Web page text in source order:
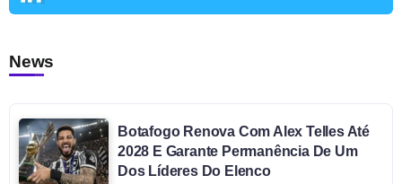
News
Botafogo Renova Com Alex Telles Até
2028 E Garante Permanência De Um
Dos Líderes Do Elenco